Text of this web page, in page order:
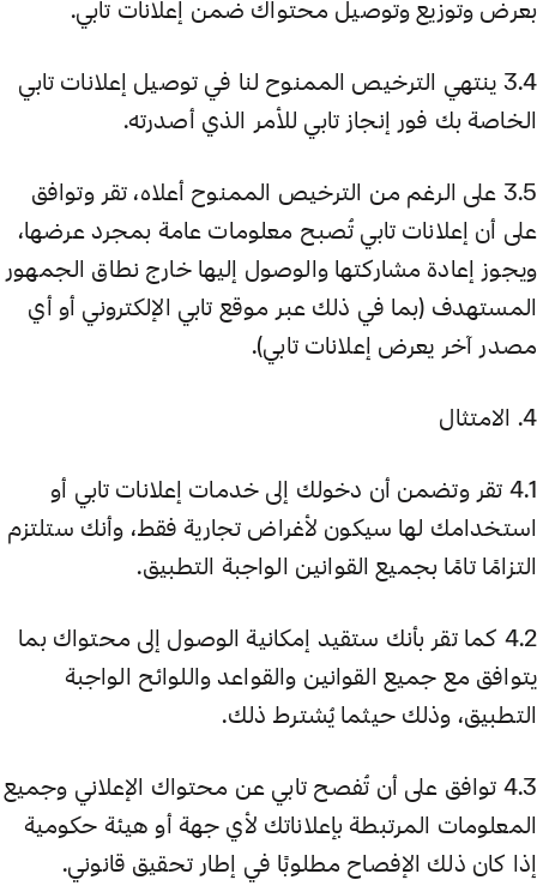
بعرض وتوزيع وتوصيل محتواك ضمن إعلانات تابي.
3.4 ينتهي الترخيص الممنوح لنا في توصيل إعلانات تابي
الخاصة بك فور إنجاز تابي للأمر الذي أصدرته.
3.5 على الرغم من الترخيص الممنوح أعلاه، تقر وتوافق
على أن إعلانات تابي تُصبح معلومات عامة بمجرد عرضها،
ويجوز إعادة مشاركتها والوصول إليها خارج نطاق الجمهور
المستهدف (بما في ذلك عبر موقع تابي الإلكتروني أو أي
مصدر آخر يعرض إعلانات تابي).
4. الامتثال
4.1 تقر وتضمن أن دخولك إلى خدمات إعلانات تابي أو
استخدامك لها سيكون لأغراض تجارية فقط، وأنك ستلتزم
التزامًا تامًا بجميع القوانين الواجبة التطبيق.
4.2 كما تقر بأنك ستقيد إمكانية الوصول إلى محتواك بما
يتوافق مع جميع القوانين والقواعد واللوائح الواجبة
التطبيق، وذلك حيثما يُشترط ذلك.
4.3 توافق على أن تُفصح تابي عن محتواك الإعلاني وجميع
المعلومات المرتبطة بإعلاناتك لأي جهة أو هيئة حكومية
إذا كان ذلك الإفصاح مطلوبًا في إطار تحقيق قانوني.